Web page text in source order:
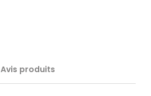
Avis produits